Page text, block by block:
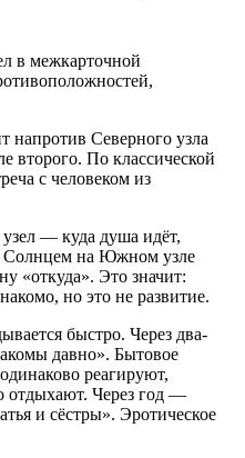
в межкарточной
напротив Северного узла
второго. По классической
с человеком из
— куда душа идёт,
на Южном узле
«откуда». Это значит:
но это не развитие.
быстро. Через два-
давно». Бытовое
реагируют,
отдыхают. Через год —
и сёстры». Эротическое